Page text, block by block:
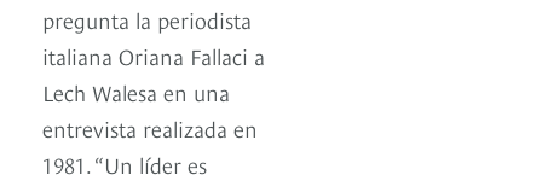
pregunta la periodista
italiana Oriana Fallaci a
Lech Walesa en una
entrevista realizada en
1981. “Un líder es